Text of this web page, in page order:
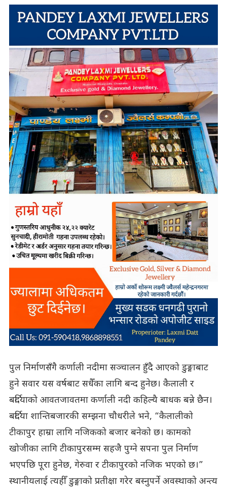
पुल निर्माणसँगै कर्णाली नदीमा सञ्चालन हुँदै आएको डुङ्गाबाट
हुने सवार यस वर्षबाट सधैँका लागि बन्द हुनेछ। कैलाली र
बर्दियाको आवतजावतमा कर्णाली नदी कहिल्यै बाधक बन्ने छैन।
बर्दिया शान्तिबजारकी सम्झना चौधरीले भने, “कैलालीको
टीकापुर हाम्रा लागि नजिकको बजार बनेको छ। कामको
खोजीका लागि टीकापुरसम्म सहजै पुग्ने सपना पुल निर्माण
भएपछि पूरा हुनेछ, गेरुवा र टीकापुरको नजिक भएको छ।”
स्थानीयलाई त्यहीँ डुङ्गाको प्रतीक्षा गरेर बस्नुपर्ने अवस्थाको अन्त्य